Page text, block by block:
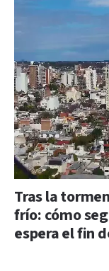
Tras la
frío: cómo
espera el fin